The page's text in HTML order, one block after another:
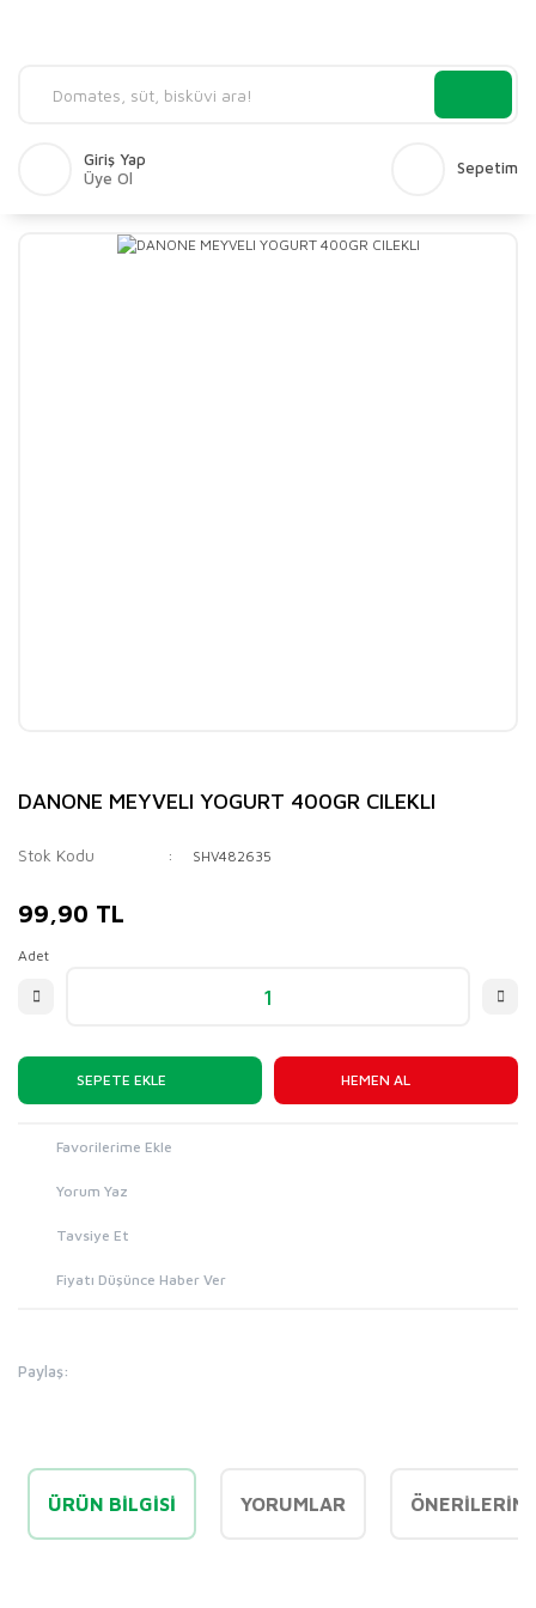
Giriş Yap
Üye Ol
Sepetim
DANONE MEYVELI YOGURT 400GR CILEKLI
Stok Kodu SHV482635
99,90 TL
Adet
SEPETE EKLE HEMEN AL
Yorum Yaz
Tavsiye Et
Fiyatı Düşünce Haber Ver
Paylaş:
ÜRÜN BILGISI YORUMLAR